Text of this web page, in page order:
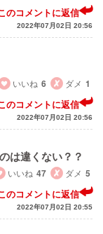
のコメントに返信
2022年07月02日 20:56
いいね 6 ダメ 1
のコメントに返信
2022年07月02日 20:56
は違くない？？
いいね 47 ダメ 5
のコメントに返信
2022年07月02日 20:55